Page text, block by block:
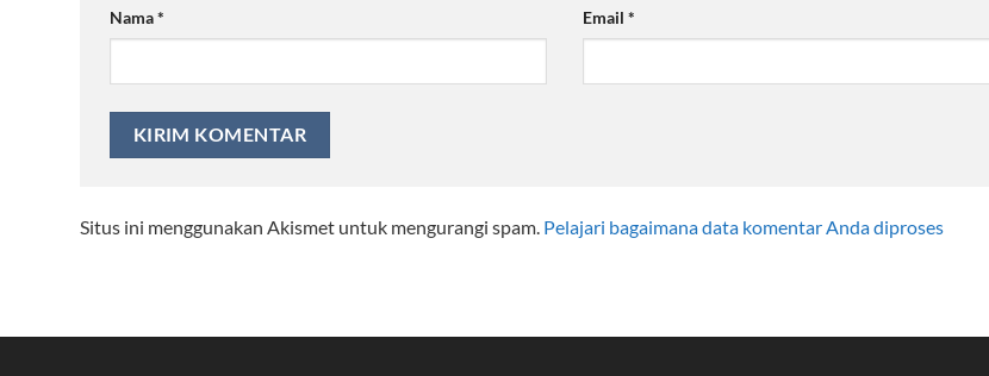
Nama* Email *
Situs ini menggunakan Akismet untuk mengurangi spam. Pelajari bagaimana data komentar Anda diproses